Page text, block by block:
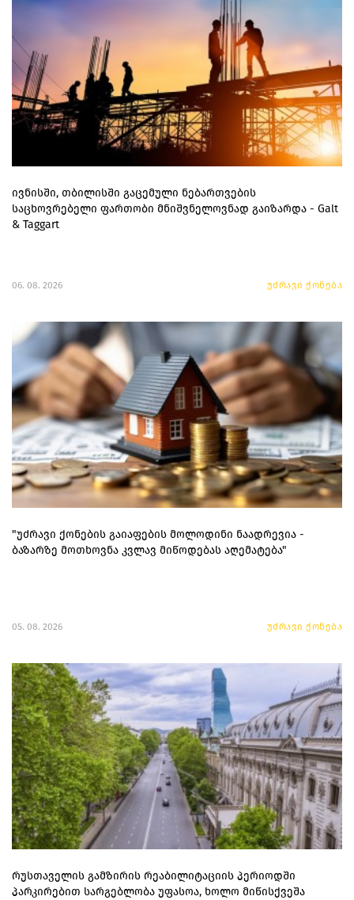
ივნისში, თბილისში გაცემული ნებართვების
საცხოვრებელი ფართობი მნიშვნელოვნად გაიზარდა - Galt
& Taggart
06. 08. 2026 უძრავი ქონება
"უძრავი ქონების გაიაფების მოლოდინი ნაადრევია -
ბაზარზე მოთხოვნა კვლავ მიწოდებას აღემატება"
05. 08. 2026 უძრავი ქონება
რუსთაველის გამზირის რეაბილიტაციის პერიოდში
პარკირებით სარგებლობა უფასოა, ხოლო მიწისქვეშა